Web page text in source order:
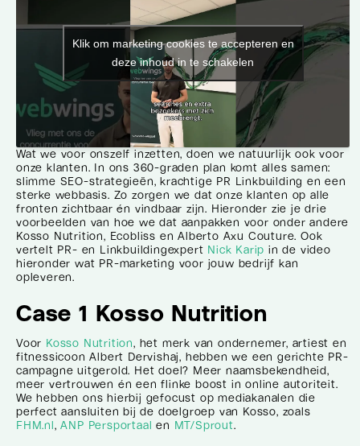
Klik om marketing cookies te accepteren en
deze inhoud in te schakelen
Wat we voor onszelf inzetten, doen we natuurlijk ook voor
onze klanten. In ons 360-graden plan komt alles samen:
slimme SEO-strategieën, krachtige PR Linkbuilding en een
sterke webbasis. Zo zorgen we dat onze klanten op alle
fronten zichtbaar én vindbaar zijn. Hieronder zie je drie
voorbeelden van hoe we dat aanpakken voor onder andere
Kosso Nutrition, Ecobliss en Alberto Axu Couture. Ook
vertelt PR- en Linkbuildingexpert Nick Karip in de video
hieronder wat PR-marketing voor jouw bedrijf kan
opleveren.
Case 1 Kosso Nutrition
Voor Kosso Nutrition, het merk van ondernemer, artiest en
fitnessicoon Albert Dervishaj, hebben we een gerichte PR-
campagne uitgerold. Het doel? Meer naamsbekendheid,
meer vertrouwen én een flinke boost in online autoriteit.
We hebben ons hierbij gefocust op mediakanalen die
perfect aansluiten bij de doelgroep van Kosso, zoals
FHM.nl,ANP Persportaal en MT/Sprout.